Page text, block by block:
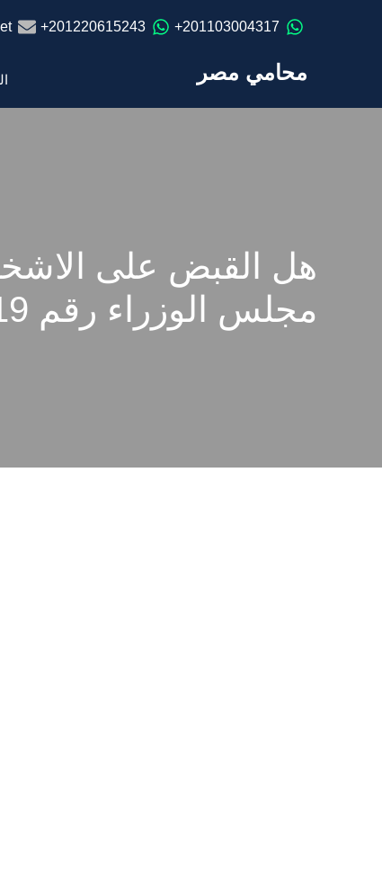
201103004317+
201220615243+
محامي مصر
هل القبض على
مجلس الوزراء رقم 719 لسنة 2020 ؟